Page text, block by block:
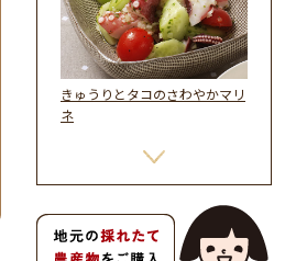
きゅうりとタコのさわやかマリ
ネ